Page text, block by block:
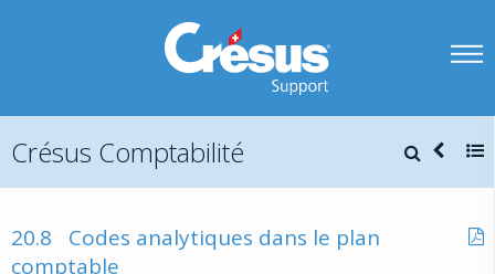
Crésus Comptabilité
20.8
Codes analytiques dans le plan
comptable